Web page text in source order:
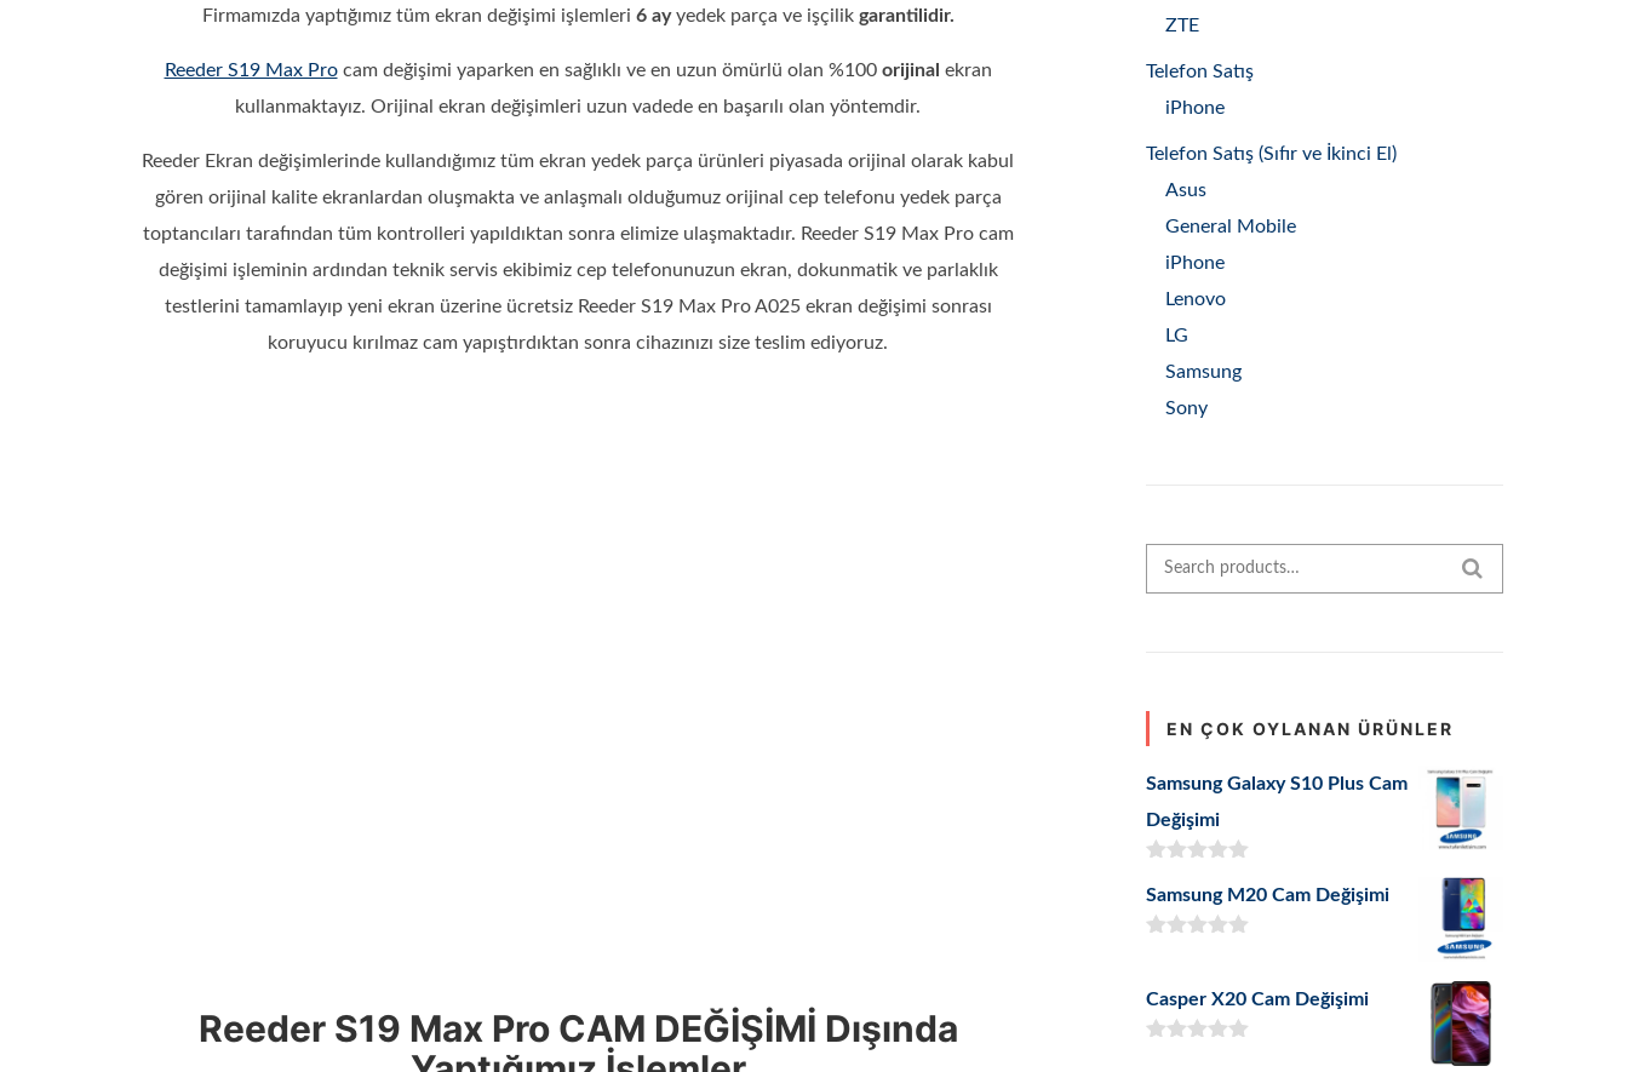
Firmamızda yaptığımız tüm ekran değişimi işlemleri 6 ayyedek parça ve işçilik garantilidir.
Reeder S19 Max Procam değişimi yaparken en sağlıklı ve en uzun ömürlü olan %100 orijinal ekran
kullanmaktayız. Orijinal ekran değişimleri uzun vadede en başarılı olan yöntemdir.
Reeder Ekran değişimlerinde kullandığımız tüm ekran yedek parça ürünleri piyasada orijinal olarak kabul
gören orijinal kalite ekranlardan oluşmakta ve anlaşmalı olduğumuz orijinal cep telefonu yedek parça
toptancıları tarafından tüm kontrolleri yapıldıktan sonra elimize ulaşmaktadır. Reeder S19 Max Pro cam
değişimi işleminin ardından teknik servis ekibimiz cep telefonunuzun ekran, dokunmatik ve parlaklık
testlerini tamamlayıp yeni ekran üzerine ücretsiz Reeder S19 Max Pro A025 ekran değişimi sonrası
koruyucu kırılmaz cam yapıştırdıktan sonra cihazınızı size teslim ediyoruz.
Reeder S19 Max Pro CAM DEĞİŞİMİ Dışında
ZTE
Telefon Satış
iPhone
Telefon Satış (Sıfır ve İkinci El)
Asus
General Mobile
iPhone
Lenovo
LG
Samsung
Sony
Search for:
EN ÇOK OYLANAN ÜRÜNLER
Samsung Galaxy S10 Plus Cam
Değişimi
5.00oy aldı
Samsung M20 Cam Değişimi
Casper X20 Cam Değişimi